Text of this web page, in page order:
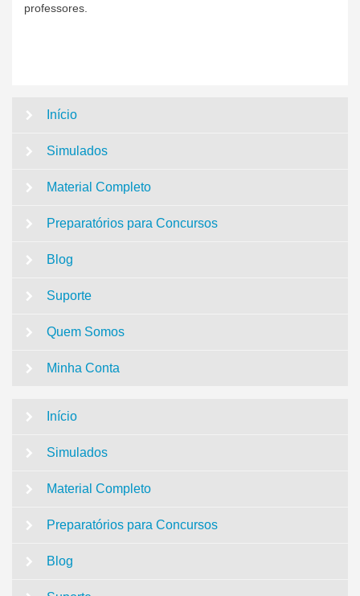
professores.
Início
Simulados
Material Completo
Preparatórios para Concursos
Blog
Suporte
Quem Somos
Minha Conta
Início
Simulados
Material Completo
Preparatórios para Concursos
Blog